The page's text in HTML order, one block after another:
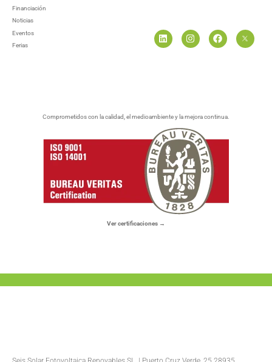
Financiación
Noticias
Eventos
Ferias
Comprometidos con la calidad, el medioambiente y la mejora continua.
Ver certificaciones →